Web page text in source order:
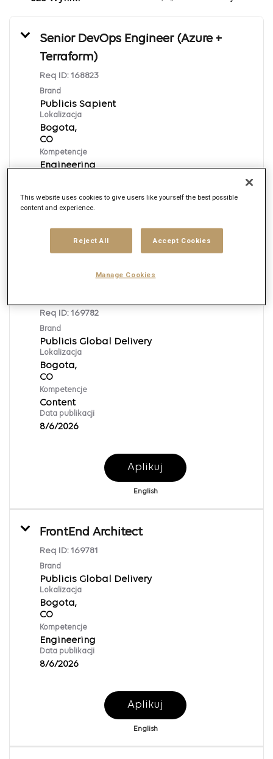
Senior DevOps Engineer (Azure +
Terraform)
Req ID: 168823
Brand
Publicis Sapient
Lokalizacja
Bogota,
Kompetencje
Engineering
Aplikuj
English
Req ID: 169782
Brand
Publicis Global Delivery
Lokalizacja
Bogota,
Kompetencje
Content
Data publikacji
8/6/2026
Aplikuj
English
FrontEnd Architect
Req ID: 169781
Brand
Publicis Global Delivery
Lokalizacja
Bogota,
Kompetencje
Engineering
Data publikacji
8/6/2026
Aplikuj
English
This website uses cookies to give users like yourself the best possible
content and experience.
Reject All Accept Cookies
Manage Cookies